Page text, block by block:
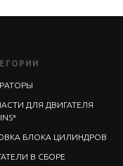
ДЛЯ ДВИГАТЕЛЯ
БЛОКА ЦИЛИНДРОВ
В СБОРЕ